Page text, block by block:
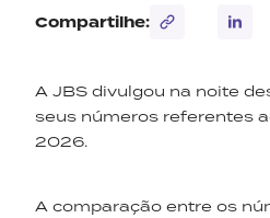
Compartilhe:
A JBS divulgou na noite
seus números referentes
2026.
A comparação entre os